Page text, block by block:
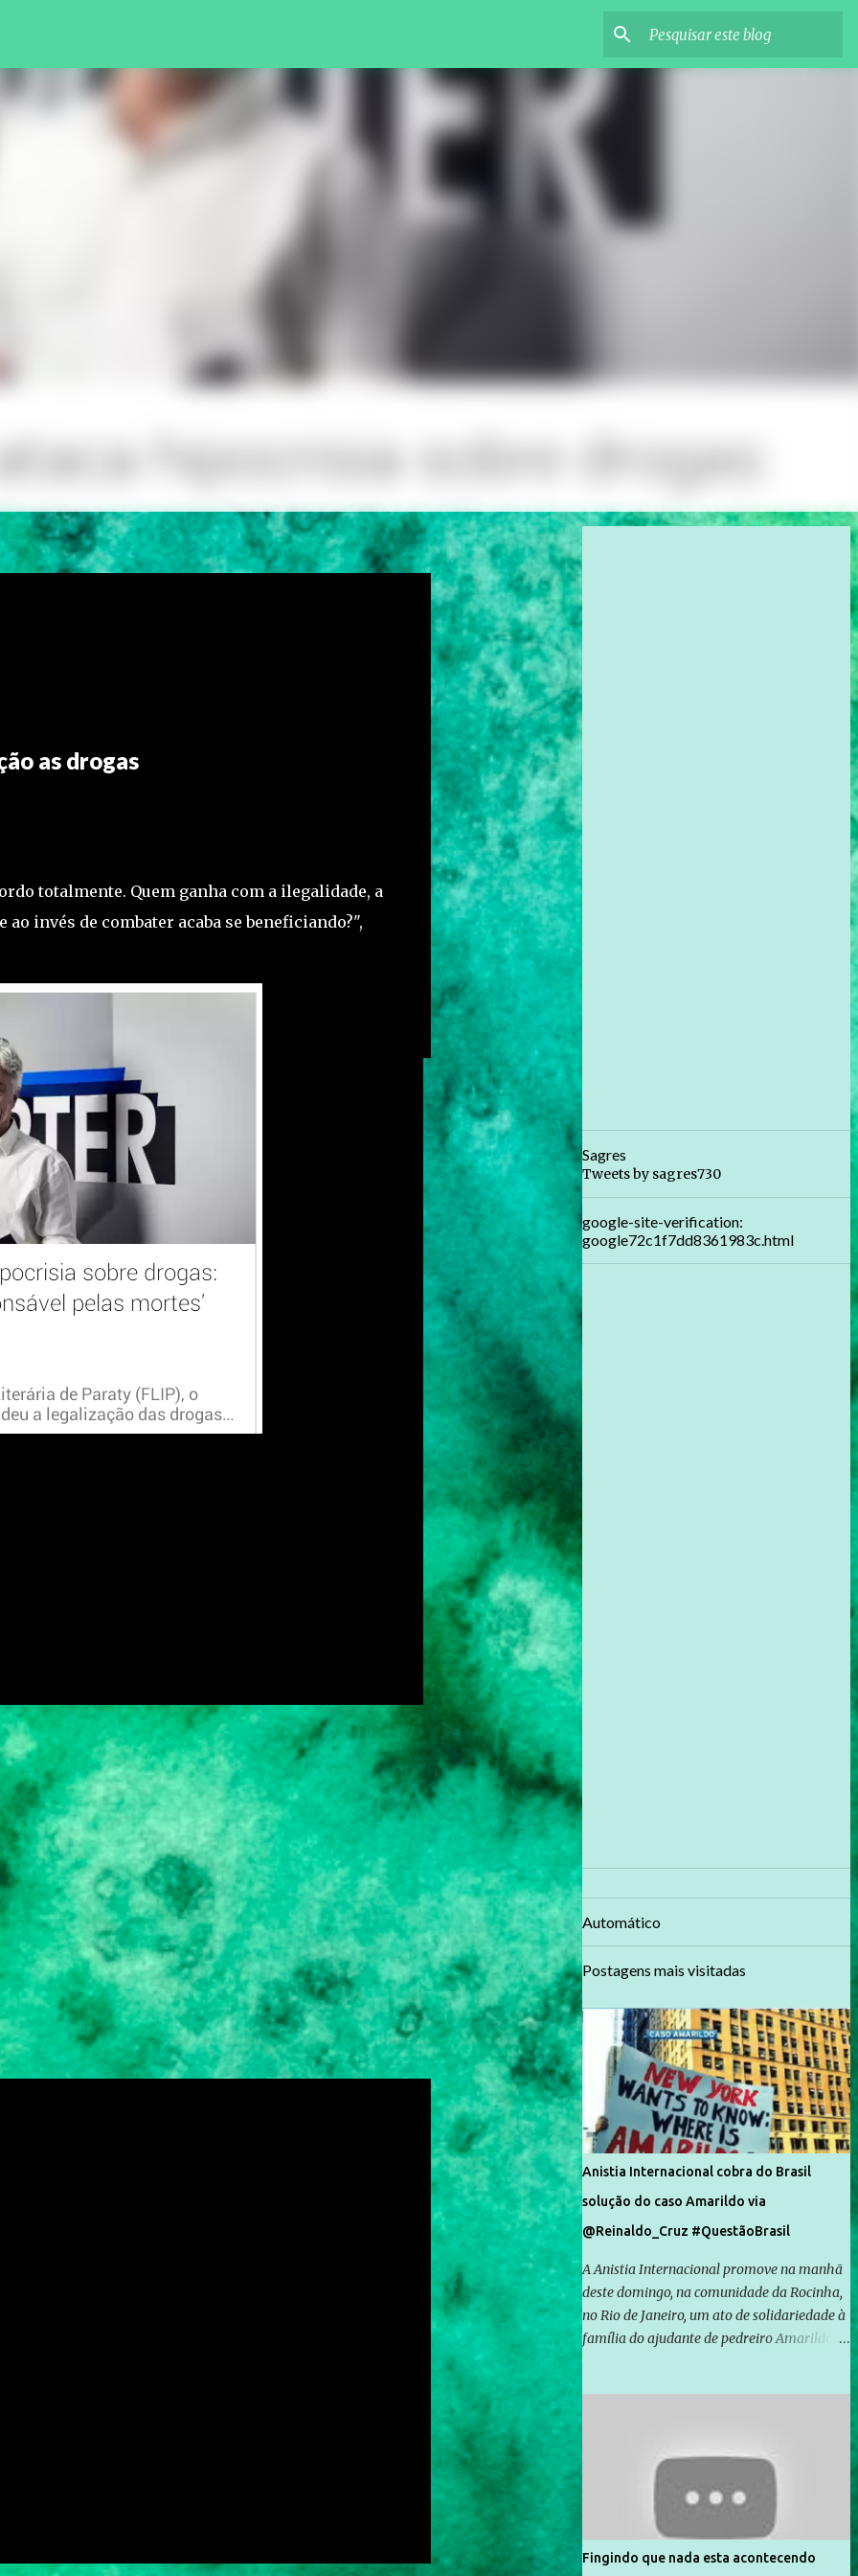
as drogas
totalmente. Quem ganha com a ilegalidade, a
invés de combater acaba se beneficiando?",
Sagres
Tweets by sagres730
google-site-verification:
google72c1f7dd8361983c.html
Automático
Postagens mais visitadas
Anistia Internacional cobra do Brasil
solução do caso Amarildo via
@Reinaldo_Cruz #QuestãoBrasil
A Anistia Internacional promove na manhã
deste domingo, na comunidade da Rocinha,
no Rio de Janeiro, um ato de solidariedade à
família do ajudante de pedreiro Amarildo de
Rocinha. A assessora de Direitos Humanos
da Anistia Internacional, Renata Neder, disse
à Agência Brasil que ações e atividades de
mobilização são feitas normalmente pela
organização não governamental. As ações
de solidariedade são promovidas em apoio
Fingindo que nada esta acontecendo